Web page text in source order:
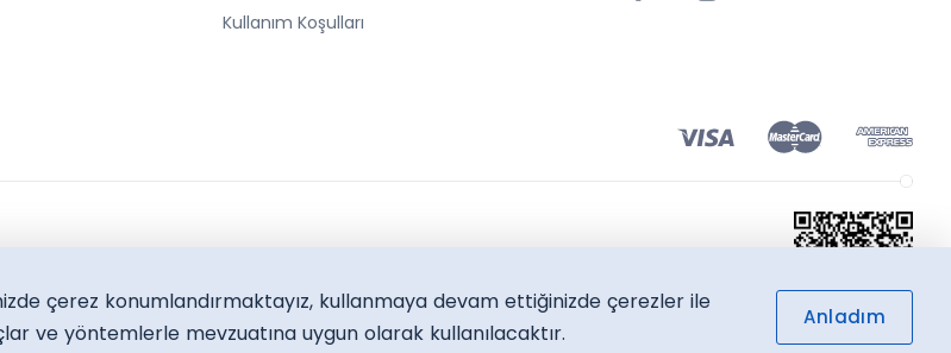
Kullanım Koşulları
çerez konumlandırmaktayız, kullanmaya devam ettiğinizde çerezler ile
ve yöntemlerle mevzuatına uygun olarak kullanılacaktır.
Anladım